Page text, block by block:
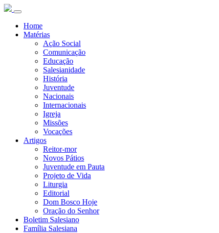
Home
Matérias
Ação Social
Comunicação
Educação
Salesianidade
História
Juventude
Nacionais
Internacionais
Igreja
Missões
Vocações
Artigos
Reitor-mor
Novos Pátios
Juventude em Pauta
Projeto de Vida
Liturgia
Editorial
Dom Bosco Hoje
Oração do Senhor
Boletim Salesiano
Família Salesiana